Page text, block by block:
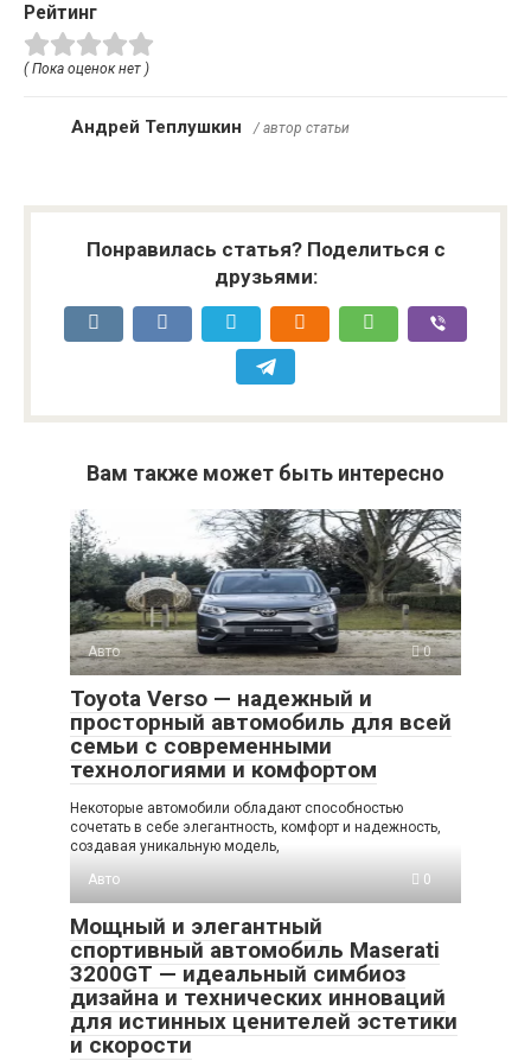
Рейтинг
( Пока оценок нет )
Андрей Теплушкин / автор статьи
Понравилась статья? Поделиться с
друзьями:
Вам также может быть интересно
Авто 0
Toyota Verso — надежный и
просторный автомобиль для всей
семьи с современными
технологиями и комфортом
Некоторые автомобили обладают способностью
сочетать в себе элегантность, комфорт и надежность,
создавая уникальную модель,
Авто
0
Мощный и элегантный
спортивный автомобиль Maserati
3200GT — идеальный симбиоз
дизайна и технических инноваций
для истинных ценителей эстетики
и скорости